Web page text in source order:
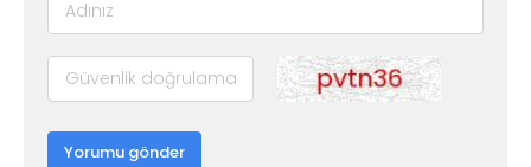
Yorumu gönder